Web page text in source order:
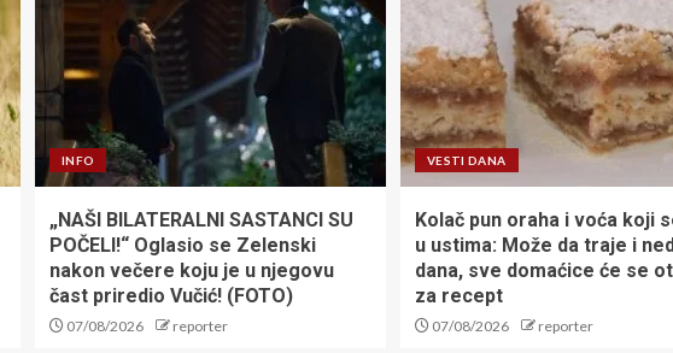
INFO
„NAŠI BILATERALNI SASTANCI SU
POČELI!“ Oglasio se Zelenski
nakon večere koju je u njegovu
čast priredio Vučić! (FOTO)
07/08/2026 reporter
VESTI DANA
Kolač pun oraha i voća koji
u ustima: Može da traje i
dana, sve domaćice će se
za recept
07/08/2026 reporter